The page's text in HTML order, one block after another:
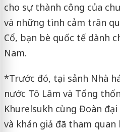
cho sự thành công của
và những tình cảm trân
Cổ, bạn bè quốc tế dành
Nam.
*Trước đó, tại sảnh Nhà
nước Tô Lâm và Tổng
Khurelsukh cùng Đoàn
và khán giả đã tham